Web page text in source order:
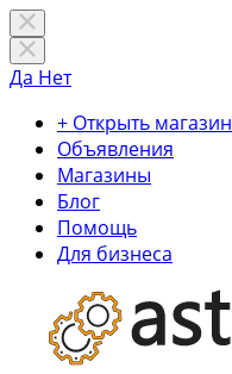
Да Нет
+ Открыть магазин
Объявления
Магазины
Блог
Помощь
Для бизнеса